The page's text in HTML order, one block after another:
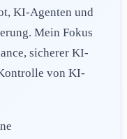
KI-Agenten und
Mein Fokus
sicherer KI-
von KI-